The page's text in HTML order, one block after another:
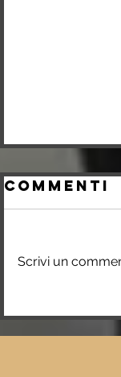
unisce
Commenti
Scrivi un